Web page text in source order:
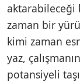
aktarabileceği
zaman bir
kimi zaman
yaz,
potansiyeli